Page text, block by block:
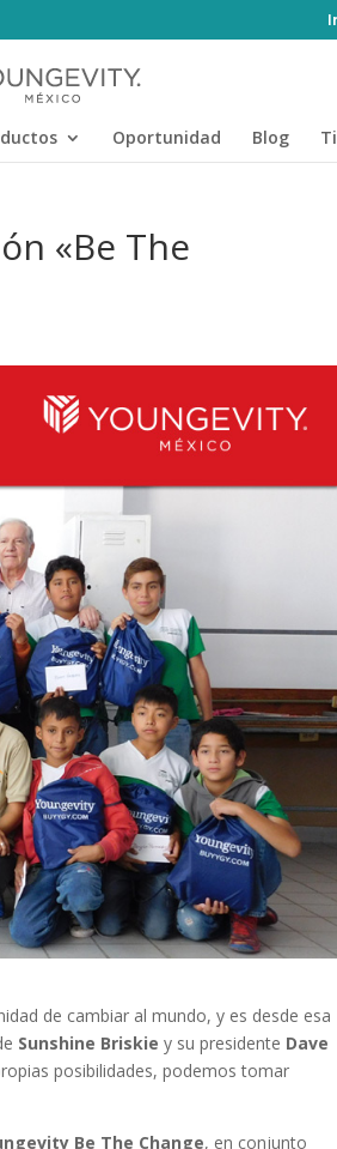
Oportunidad Blog
«Be The
de cambiar al mundo, y es desde esa
Sunshine Briskie y su presidente Dave
posibilidades, podemos tomar
Be The Change, en conjunto